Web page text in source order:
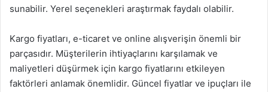
sunabilir. Yerel seçenekleri araştırmak faydalı olabilir.
Kargo fiyatları, e-ticaret ve online alışverişin önemli bir
parçasıdır. Müşterilerin ihtiyaçlarını karşılamak ve
maliyetleri düşürmek için kargo fiyatlarını etkileyen
faktörleri anlamak önemlidir. Güncel fiyatlar ve ipuçları ile